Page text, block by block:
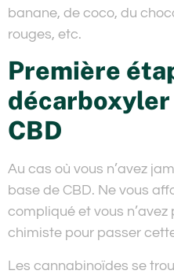
banane, de coco, du
rouges, etc.
Première
CBD
Au cas où vous n’avez
base de CBD. Ne vous
compliqué et vous
chimiste pour passer
Les cannabinoïdes se